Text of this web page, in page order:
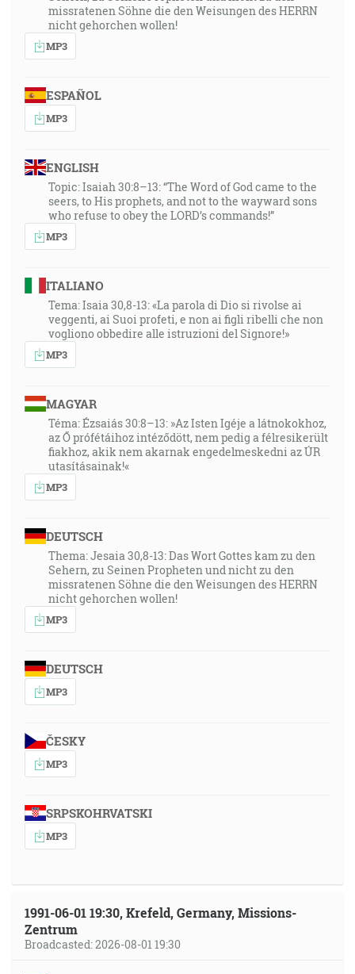
missratenen Söhne die den Weisungen des HERRN
nicht gehorchen wollen!
MP3
ESPAÑOL
MP3
ENGLISH
Topic: Isaiah 30:8–13: “The Word of God came to the
seers, to His prophets, and not to the wayward sons
who refuse to obey the LORD’s commands!”
MP3
ITALIANO
Tema: Isaia 30,8-13: «La parola di Dio si rivolse ai
veggenti, ai Suoi profeti, e non ai figli ribelli che non
vogliono obbedire alle istruzioni del Signore!»
MP3
MAGYAR
Téma: Ézsaiás 30:8–13: »Az Isten Igéje a látnokokhoz,
az Ő prófétáihoz intéződött, nem pedig a félresikerült
fiakhoz, akik nem akarnak engedelmeskedni az ÚR
utasításainak!«
MP3
DEUTSCH
Thema: Jesaia 30,8-13: Das Wort Gottes kam zu den
Sehern, zu Seinen Propheten und nicht zu den
missratenen Söhne die den Weisungen des HERRN
nicht gehorchen wollen!
MP3
DEUTSCH
MP3
ČESKY
MP3
SRPSKOHRVATSKI
MP3
1991-06-01 19:30, Krefeld, Germany, Missions-
Zentrum
Broadcasted: 2026-08-01 19:30